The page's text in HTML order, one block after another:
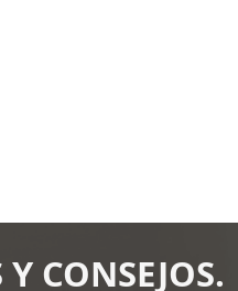
CONSEJOS.